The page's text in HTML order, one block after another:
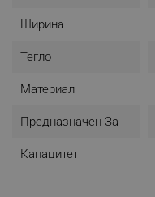
Ширина
Тегло
Материал
Предназначен За
Капацитет